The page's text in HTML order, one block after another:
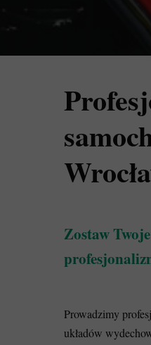
Prowadzimy
układów
Zostaw